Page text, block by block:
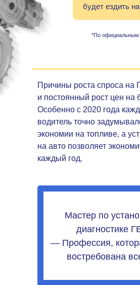
Причины роста спроса на
и постоянный рост цен на
Особенно с 2020 года
водитель точно
экономии на топливе, а
на авто позволяет
каждый год.
будет ездить на
*По
Мастер по
диагностике
— Профессия,
востребована